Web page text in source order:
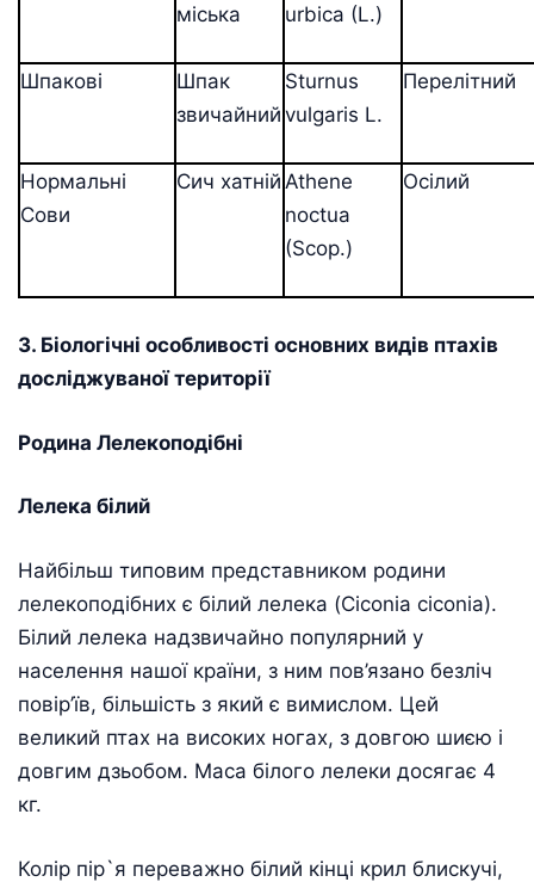
міська
urbica (L.)
Шпакові
Шпак
звичайний
Sturnus
vulgaris L.
Перелітний
Нормальні
Сови
Сич хатній Athene
noctua
(Scop.)
Осілий
3. Біологічні особливості основних видів птахів
досліджуваної території
Родина Лелекоподібні
Лелека білий
Найбільш типовим представником родини
лелекоподібних є білий лелека (Ciconia ciconia).
Білий лелека надзвичайно популярний у
населення нашої країни, з ним пов’язано безліч
повір’їв, більшість з який є вимислом. Цей
великий птах на високих ногах, з довгою шиєю і
довгим дзьобом. Маса білого лелеки досягає 4
кг.
Колір пір`я переважно білий кінці крил блискучі,